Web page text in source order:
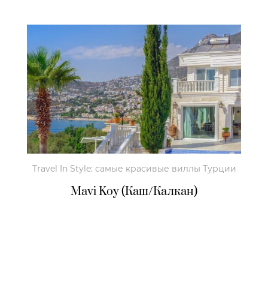
Travel In Style: самые красивые виллы Турции
Mavi Koy (Каш/Калкан)